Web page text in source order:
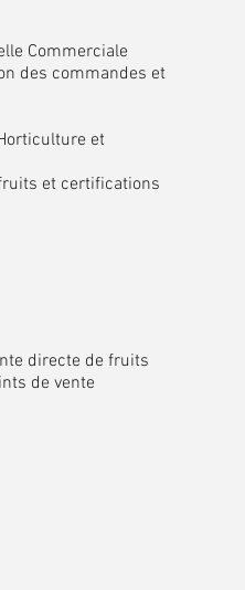
Commerciale
des commandes et
et
et certifications
directe de fruits
de vente